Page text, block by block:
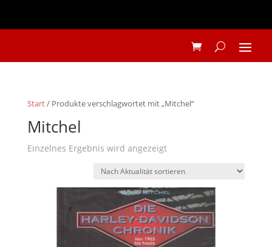
Start/ Produkte verschlagwortet mit „Mitchel“
Mitchel
Einzelnes Ergebnis wird angezeigt